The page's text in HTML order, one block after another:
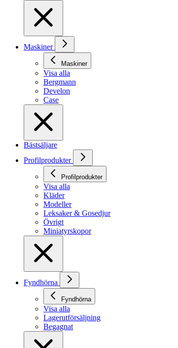
Maskiner
Maskiner
Visa alla
Bergmann
Develon
Case
Bästsäljare
Profilprodukter
Profilprodukter
Visa alla
Kläder
Modeller
Leksaker & Gosedjur
Övrigt
Miniatyrskopor
Fyndhörna
Fyndhörna
Visa alla
Lagerutförsäljning
Begagnat